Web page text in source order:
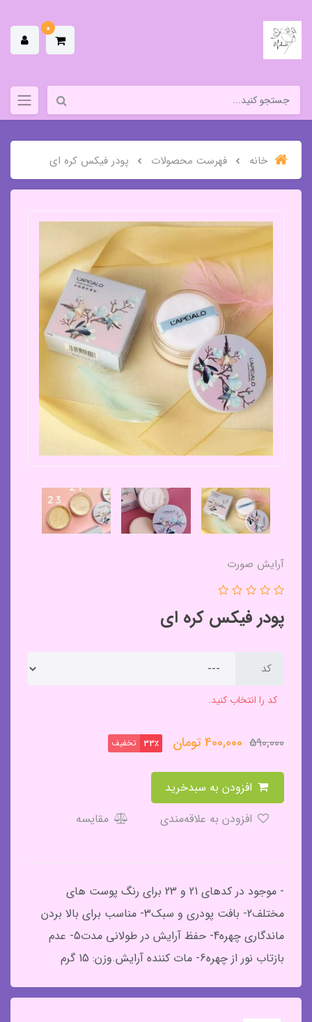
0
خانه فهرست محصولات پودر فیکس کره ای
آرایش صورت
پودر فیکس کره ای
کد
کد را انتخاب کنید.
590,000
400,000تومان 33٪ تخفیف
مقایسه
- موجود در کدهای 21 و 23 برای رنگ پوست های
مختلف2- بافت پودری و سبک3- مناسب برای بالا بردن
ماندگاری چهره4- حفظ آرایش در طولانی مدت5- عدم
بازتاب نور از چهره6- مات کننده آرایش.وزن: 15 گرم